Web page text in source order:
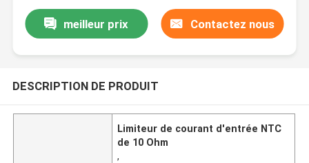
meilleur prix Contactez nous
DESCRIPTION DE PRODUIT
Limiteur de courant d'entrée NTC
de 10 Ohm
,